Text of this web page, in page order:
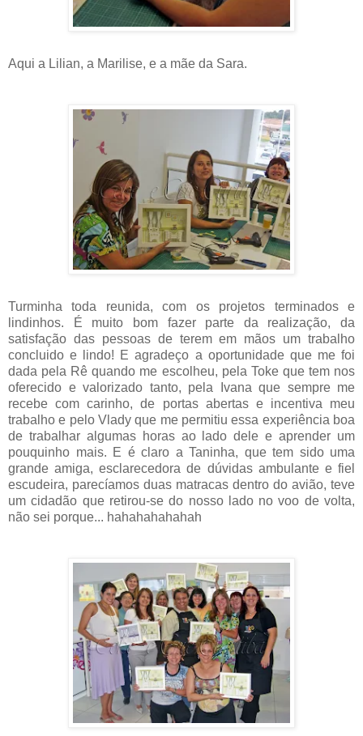
Aqui a Lilian, a Marilise, e a mãe da Sara.
Turminha toda reunida, com os projetos terminados e
lindinhos. É muito bom fazer parte da realização, da
satisfação das pessoas de terem em mãos um trabalho
concluido e lindo! E agradeço a oportunidade que me foi
dada pela Rê quando me escolheu, pela Toke que tem nos
oferecido e valorizado tanto, pela Ivana que sempre me
recebe com carinho, de portas abertas e incentiva meu
trabalho e pelo Vlady que me permitiu essa experiência boa
de trabalhar algumas horas ao lado dele e aprender um
pouquinho mais. E é claro a Taninha, que tem sido uma
grande amiga, esclarecedora de dúvidas ambulante e fiel
escudeira, parecíamos duas matracas dentro do avião, teve
um cidadão que retirou-se do nosso lado no voo de volta,
não sei porque... hahahahahahah